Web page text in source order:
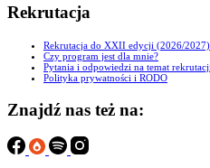
Rekrutacja
Rekrutacja do XXII edycji (2026/2027)
Czy program jest dla mnie?
Pytania i odpowiedzi na temat
Polityka prywatności i RODO
Znajdź nas też na: